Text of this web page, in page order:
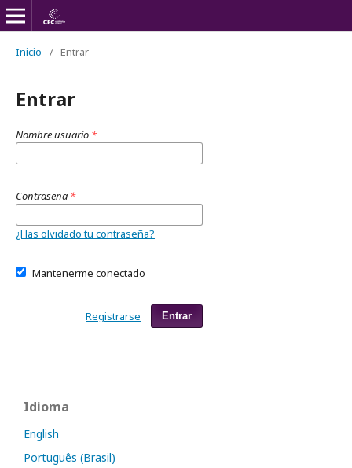
Inicio / Entrar
Entrar
Nombre usuario *
Contraseña *
¿Has olvidado tu contraseña?
Mantenerme conectado
Entrar
Registrarse
Idioma
English
Português (Brasil)